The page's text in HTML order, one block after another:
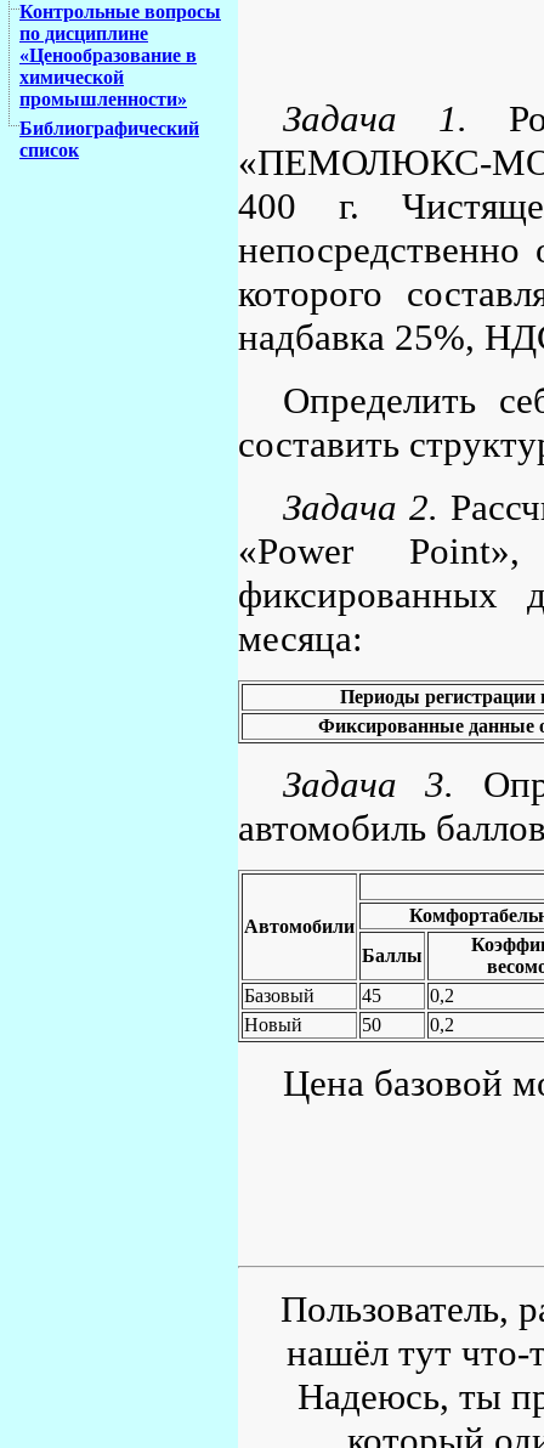
Контрольные вопросы
по дисциплине
«Ценообразование в
химической
промышленности»
Библиографический
список
Задача 1.
«ПЕМОЛЮКС-
400 г.
непосредственно
которого
надбавка 25%,
Определить
составить
Задача 2.
«Power
фиксированных
месяца:
Периоды регистрации
Фиксированные данные
Задача 3.
автомобиль
Автомобили
Баллы
Базовый
45
0,2
Новый
50 0,2
Цена базовой
Пользователь,
нашёл тут что-
Надеюсь, ты